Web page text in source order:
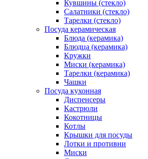
Кувшины (стекло)
Салатники (стекло)
Тарелки (стекло)
Посуда керамическая
Блюда (керамика)
Блюдца (керамика)
Кружки
Миски (керамика)
Тарелки (керамика)
Чашки
Посуда кухонная
Диспенсеры
Кастрюли
Кокотницы
Котлы
Крышки для посуды
Лотки и противни
Миски